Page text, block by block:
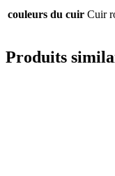
couleurs du cuir Cuir
Produits